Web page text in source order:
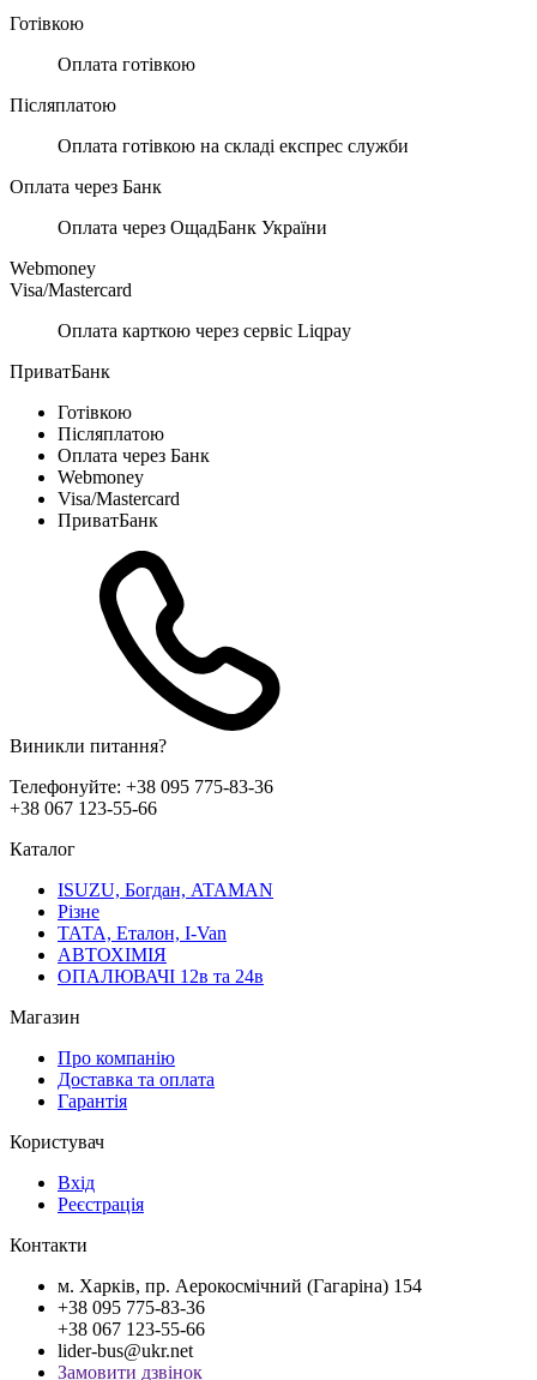
Готівкою
Оплата готівкою
Післяплатою
Оплата готівкою на складі експрес служби
Оплата через Банк
Оплата через ОщадБанк України
Webmoney
Visa/Mastercard
Оплата карткою через сервіс Liqpay
ПриватБанк
Готівкою
Післяплатою
Оплата через Банк
Webmoney
Visa/Mastercard
ПриватБанк
Виникли питання?
Телефонуйте: +38 095 775-83-36
+38 067 123-55-66
Каталог
ISUZU, Богдан, ATAMAN
Різне
ТАТА, Еталон, I-Van
АВТОХІМІЯ
ОПАЛЮВАЧІ 12в та 24в
Магазин
Про компанію
Доставка та оплата
Гарантія
Користувач
Вхід
Реєстрація
Контакти
м. Харків, пр. Аерокосмічний (Гагаріна) 154
+38 095 775-83-36
+38 067 123-55-66
lider-bus@ukr.net
Замовити дзвінок